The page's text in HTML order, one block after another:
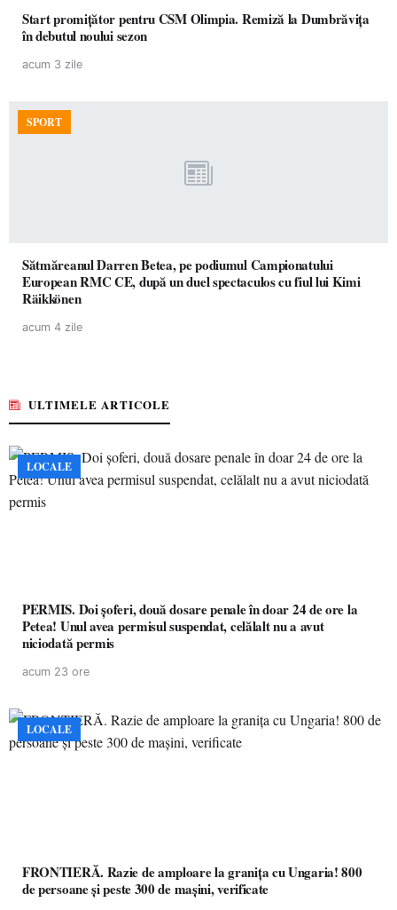
Start promițător pentru CSM Olimpia. Remiză la Dumbrăvița
în debutul noului sezon
acum 3 zile
SPORT
Sătmăreanul Darren Betea, pe podiumul Campionatului
European RMC CE, după un duel spectaculos cu fiul lui Kimi
Räikkönen
acum 4 zile
ULTIMELE ARTICOLE
LOCALE
PERMIS. Doi șoferi, două dosare penale în doar 24 de ore la
Petea! Unul avea permisul suspendat, celălalt nu a avut
niciodată permis
acum 23 ore
LOCALE
FRONTIERĂ. Razie de amploare la granița cu Ungaria! 800
de persoane și peste 300 de mașini, verificate